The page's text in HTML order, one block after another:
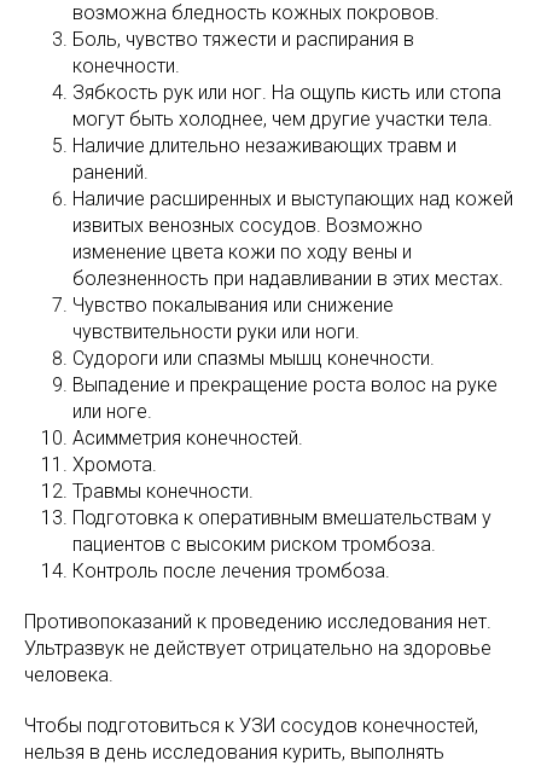
возможна бледность кожных покровов.
Боль, чувство тяжести и распирания в
конечности.
Зябкость рук или ног. На ощупь кисть или стопа
могут быть холоднее, чем другие участки тела.
Наличие длительно незаживающих травм и
ранений.
Наличие расширенных и выступающих над кожей
извитых венозных сосудов. Возможно
изменение цвета кожи по ходу вены и
болезненность при надавливании в этих местах.
Чувство покалывания или снижение
чувствительности руки или ноги.
Судороги или спазмы мышц конечности.
Выпадение и прекращение роста волос на руке
или ноге.
Асимметрия конечностей.
Хромота.
Травмы конечности.
Подготовка к оперативным вмешательствам у
пациентов с высоким риском тромбоза.
Контроль после лечения тромбоза.
Противопоказаний к проведению исследования нет.
Ультразвук не действует отрицательно на здоровье
человека.
Чтобы подготовиться к УЗИ сосудов конечностей,
нельзя в день исследования курить, выполнять